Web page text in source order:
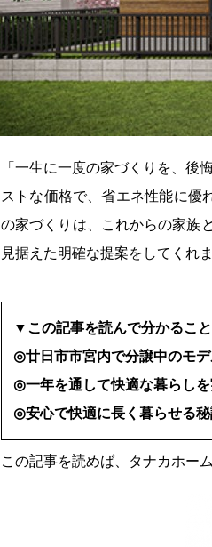
「一生に一度の家づくりを、
ストな価格で、省エネ性能に優
の家づくりは、これからの家族
見据えた明確な提案をしてくれま
▼この記事を読んで分かること
◎廿日市市宮内で分譲中のモデ
◎一年を通して快適な暮らしを
◎安心で快適に長く暮らせる秘
この記事を読めば、タナカホー